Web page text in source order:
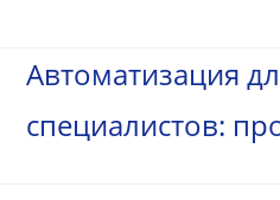
содержимому
Автоматизация
специалистов: